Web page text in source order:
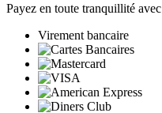
Payez en toute tranquillité avec
Virement bancaire